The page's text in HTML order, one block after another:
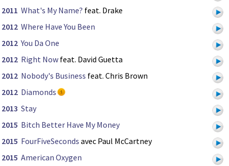
2011 What's My Name? feat. Drake
2012 Where Have You Been
2012 You Da One
2012 Right Now feat. David Guetta
2012 Nobody's Business feat. Chris Brown
2012 Diamonds
2013 Stay
2015 Bitch Better Have My Money
2015 FourFiveSeconds avec Paul McCartney
2015 American Oxygen